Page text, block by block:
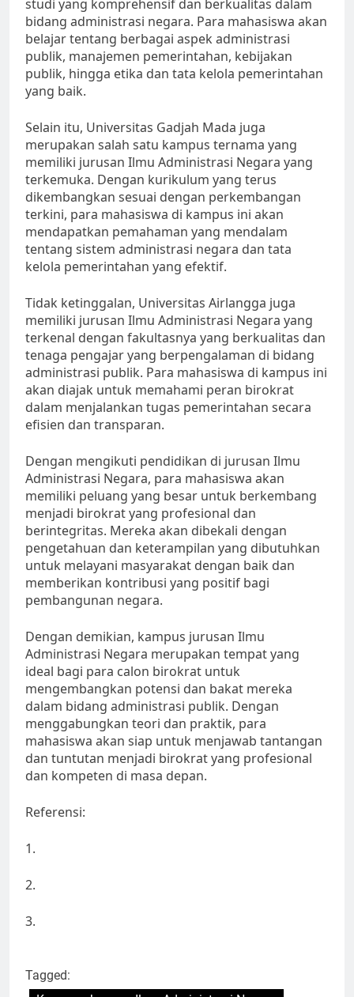
studi yang komprehensif dan berkualitas dalam
bidang administrasi negara. Para mahasiswa akan
belajar tentang berbagai aspek administrasi
publik, manajemen pemerintahan, kebijakan
publik, hingga etika dan tata kelola pemerintahan
yang baik.
Selain itu, Universitas Gadjah Mada juga
merupakan salah satu kampus ternama yang
memiliki jurusan Ilmu Administrasi Negara yang
terkemuka. Dengan kurikulum yang terus
dikembangkan sesuai dengan perkembangan
terkini, para mahasiswa di kampus ini akan
mendapatkan pemahaman yang mendalam
tentang sistem administrasi negara dan tata
kelola pemerintahan yang efektif.
Tidak ketinggalan, Universitas Airlangga juga
memiliki jurusan Ilmu Administrasi Negara yang
terkenal dengan fakultasnya yang berkualitas dan
tenaga pengajar yang berpengalaman di bidang
administrasi publik. Para mahasiswa di kampus ini
akan diajak untuk memahami peran birokrat
dalam menjalankan tugas pemerintahan secara
efisien dan transparan.
Dengan mengikuti pendidikan di jurusan Ilmu
Administrasi Negara, para mahasiswa akan
memiliki peluang yang besar untuk berkembang
menjadi birokrat yang profesional dan
berintegritas. Mereka akan dibekali dengan
pengetahuan dan keterampilan yang dibutuhkan
untuk melayani masyarakat dengan baik dan
memberikan kontribusi yang positif bagi
pembangunan negara.
Dengan demikian, kampus jurusan Ilmu
Administrasi Negara merupakan tempat yang
ideal bagi para calon birokrat untuk
mengembangkan potensi dan bakat mereka
dalam bidang administrasi publik. Dengan
menggabungkan teori dan praktik, para
mahasiswa akan siap untuk menjawab tantangan
dan tuntutan menjadi birokrat yang profesional
dan kompeten di masa depan.
Referensi:
1.
2.
3.
Tagged: